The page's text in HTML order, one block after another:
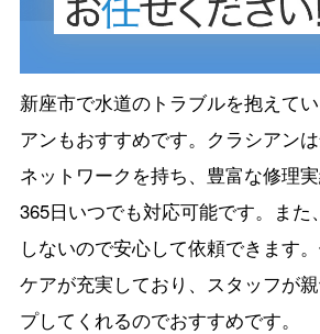
新座市で水道のトラブルを抱えて
アンもおすすめです。クラシアン
ネットワークを持ち、豊富な修理
365日いつでも対応可能です。また
しないので安心して依頼できます
ケアが充実しており、スタッフが
プしてくれるのでおすすめです。